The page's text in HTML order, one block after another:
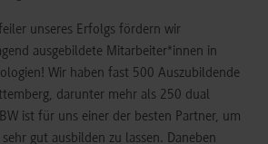
unseres Erfolgs fördern wir
ausgebildete Mitarbeiter*innen in
Wir haben fast 500 Auszubildende
darunter mehr als 250 dual
ist für uns einer der besten Partner, um
gut ausbilden zu lassen. Daneben